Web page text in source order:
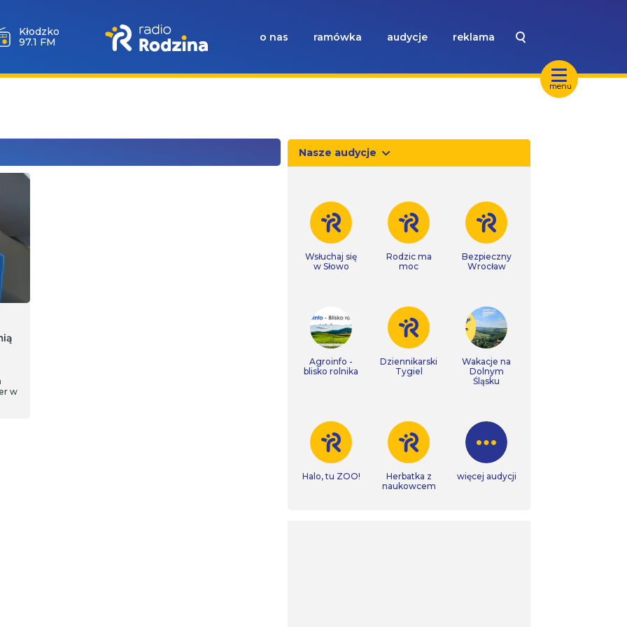
menu
Wołów
99.6 FM
o nas ramówka audycje reklama
w
Nasze audycje
Wsłuchaj się
w Słowo
Rodzic ma
moc
Bezpieczny
Wrocław
Agroinfo -
blisko rolnika
Dziennikarski
Tygiel
Wakacje na
Dolnym
Śląsku
Halo, tu ZOO!
Herbatka z
naukowcem
więcej audycji